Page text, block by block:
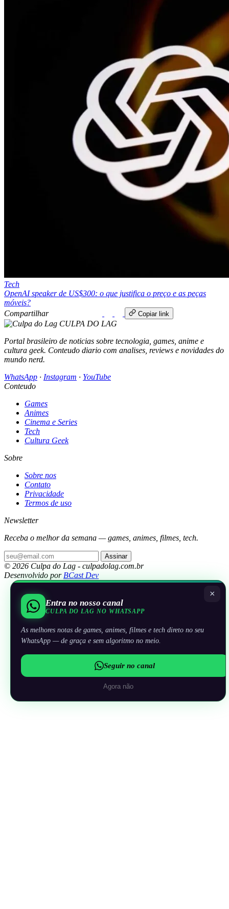
Tech
OpenAI speaker de US$300: o que justifica o preço e as peças
móveis?
Compartilhar
Copiar link
CULPA DO LAG
Portal brasileiro de noticias sobre tecnologia, games, anime e
cultura geek. Conteudo diario com analises, reviews e novidades do
mundo nerd.
WhatsApp · Instagram · YouTube
Conteudo
Games
Animes
Cinema e Series
Tech
Cultura Geek
Sobre
Sobre nos
Contato
Privacidade
Termos de uso
Newsletter
Receba o melhor da semana — games, animes, filmes, tech.
Assinar
© 2026 Culpa do Lag - culpadolag.com.br
Desenvolvido por BCast Dev
×
Entra no nosso canal
CULPA DO LAG NO WHATSAPP
As melhores notas de games, animes, filmes e tech direto no seu
WhatsApp — de graça e sem algoritmo no meio.
Seguir no canal
Agora não